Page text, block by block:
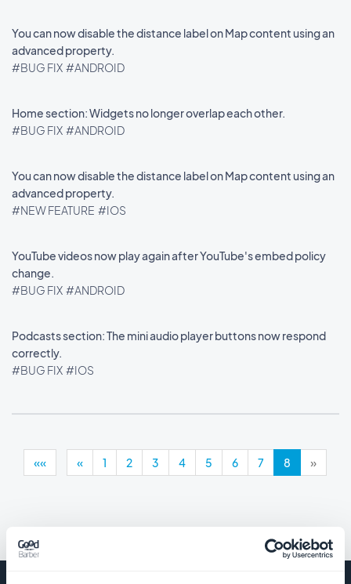
You can now disable the distance label on Map content using an
advanced property.
#BUG FIX #ANDROID
Home section: Widgets no longer overlap each other.
#BUG FIX #ANDROID
You can now disable the distance label on Map content using an
advanced property.
#NEW FEATURE #IOS
YouTube videos now play again after YouTube's embed policy
change.
#BUG FIX #ANDROID
Podcasts section: The mini audio player buttons now respond
correctly.
#BUG FIX #IOS
«« « 1 2 3 4 5 6 7 8 »